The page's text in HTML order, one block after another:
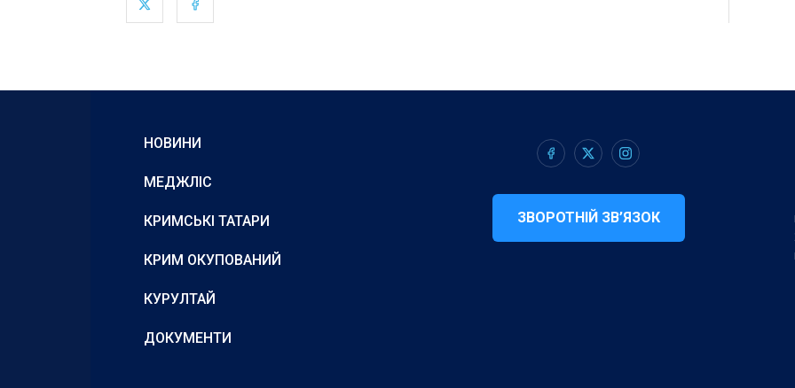
НОВИНИ
МЕДЖЛІС
КРИМСЬКІ ТАТАРИ
КРИМ ОКУПОВАНИЙ
КУРУЛТАЙ
ДОКУМЕНТИ
ЗВОРОТНІЙ ЗВ’ЯЗОК